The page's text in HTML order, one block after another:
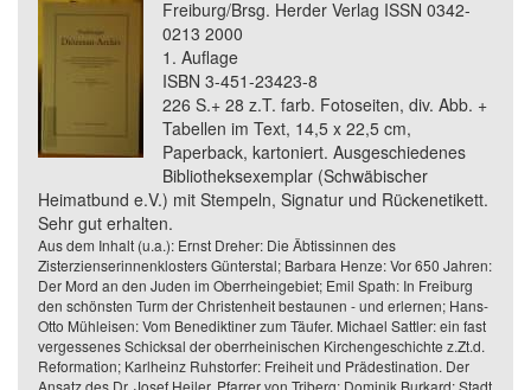
Freiburg/Brsg. Herder Verlag ISSN 0342-
0213 2000
1. Auflage
ISBN 3-451-23423-8
226 S.+ 28 z.T. farb. Fotoseiten, div. Abb. +
Tabellen im Text, 14,5 x 22,5 cm,
Paperback, kartoniert. Ausgeschiedenes
Bibliotheksexemplar (Schwäbischer
Heimatbund e.V.) mit Stempeln, Signatur und Rückenetikett.
Sehr gut erhalten.
Aus dem Inhalt (u.a.): Ernst Dreher: Die Äbtissinnen des
Zisterzienserinnenklosters Günterstal; Barbara Henze: Vor 650 Jahren:
Der Mord an den Juden im Oberrheingebiet; Emil Spath: In Freiburg
den schönsten Turm der Christenheit bestaunen - und erlernen; Hans-
Otto Mühleisen: Vom Benediktiner zum Täufer. Michael Sattler: ein fast
vergessenes Schicksal der oberrheinischen Kirchengeschichte z.Zt.d.
Reformation; Karlheinz Ruhstorfer: Freiheit und Prädestination. Der
Ansatz des Dr. Josef Heiler, Pfarrer von Triberg; Dominik Burkard: Stadt